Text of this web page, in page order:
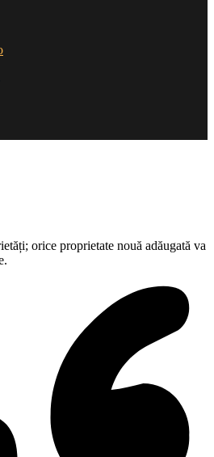
orice proprietate nouă adăugată va